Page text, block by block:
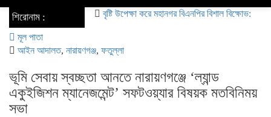
শিরোনাম : বৃষ্টি উপেক্ষা করে মহানগর বিএনপির বিশাল বিক্ষোভ:
মূল পাতা
আইন আদালত, নারায়ণগঞ্জ, ফতুল্লা
ভূমি সেবায় স্বচ্ছতা আনতে নারায়ণগঞ্জে ‘ল্যান্ড
একুইজিশন ম্যানেজমেন্ট’ সফটওয়্যার বিষয়ক মতবিনিময়
সভা